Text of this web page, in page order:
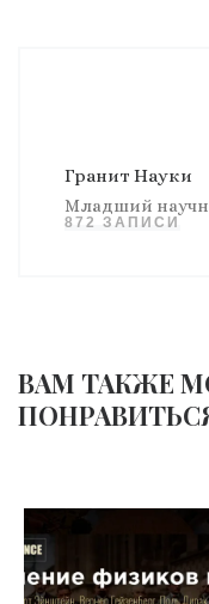
Гранит Науки
Младший
872 ЗАПИСИ
ВАМ ТАКЖЕ